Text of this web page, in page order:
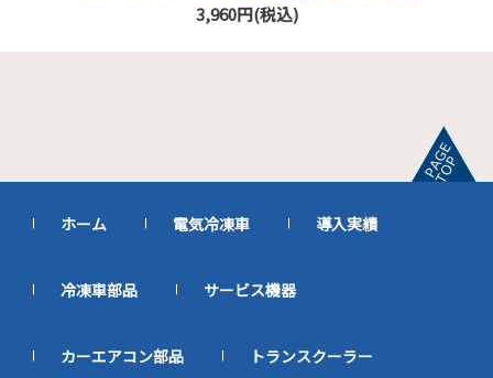
3,960円(税込)
ホーム 電気冷凍車 導入実績
冷凍車部品 サービス機器
カーエアコン部品 トランスクーラー